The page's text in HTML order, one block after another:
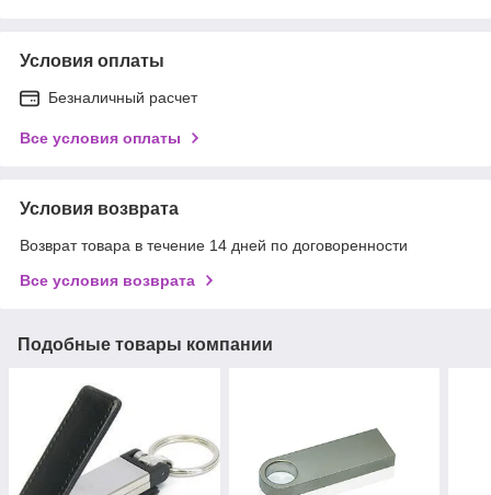
Условия оплаты
Безналичный расчет
Все условия оплаты
Условия возврата
Возврат товара в течение 14 дней по договоренности
Все условия возврата
Подобные товары компании